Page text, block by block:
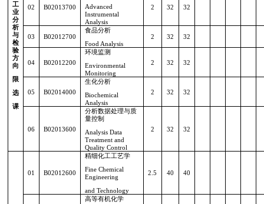
工
业
分
析
与
检
验
方
向
限
选
课
02 B02013700
Advanced
Instrumental
Analysis
2 32 32
03 B02012700
食品分析
Food Analysis
2 32 32
04 B02012200
环境监测
Environmental
Monitoring
2 32 32
05 B02014000
生化分析
Biochemical
Analysis
2 32 32
06 B02013600
分析数据处理与质
量控制
Analysis Data
Treatment and
Quality Control
2 32 32
01 B02012600
精细化工工艺学
Fine Chemical
Engineering
and Technology
2.5 40 40
高等有机化学